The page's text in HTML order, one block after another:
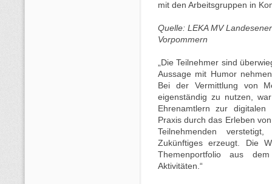
mit den Arbeitsgruppen in
Quelle: LEKA MV
Vorpommern
„Die Teilnehmer sind
Aussage mit Humor
Bei der Vermittlung von
eigenständig zu nutzen,
Ehrenamtlern zur
Praxis durch das Erleben
Teilnehmenden
Zukünftiges erzeugt. Die
Themenportfolio aus
Aktivitäten.“